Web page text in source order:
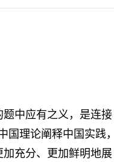
中应有之义，是连接
理论阐释中国实践，
充分、更加鲜明地展